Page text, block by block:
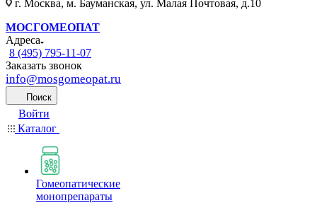
г. Москва, м. Бауманская, ул. Малая Почтовая, д.10
МОСГОМЕОПАТ
Адреса
8 (495) 795-11-07
Заказать звонок
info@mosgomeopat.ru
Поиск
Войти
Каталог
Гомеопатические
монопрепараты